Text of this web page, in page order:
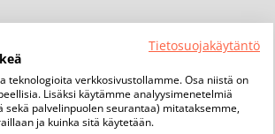
Tietosuojakäytäntö
teknologioita verkkosivustollamme. Osa niistä on
Lisäksi käytämme analyysimenetelmiä
sekä palvelinpuolen seurantaa) mitataksemme,
ja kuinka sitä käytetään.